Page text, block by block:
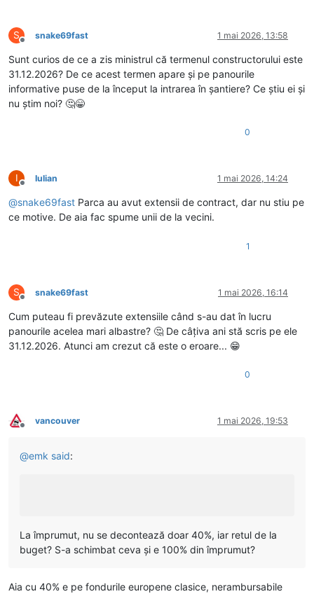
S
Deconectat
snake69fast 1 mai 2026, 13:58
Sunt curios de ce a zis ministrul că termenul constructorului este
31.12.2026? De ce acest termen apare și pe panourile
informative puse de la început la intrarea în șantiere? Ce știu ei și
nu știm noi? 🤔😁
0
I
Deconectat
Iulian 1 mai 2026, 14:24
@snake69fast Parca au avut extensii de contract, dar nu stiu pe
ce motive. De aia fac spume unii de la vecini.
1
S
Deconectat
snake69fast 1 mai 2026, 16:14
Cum puteau fi prevăzute extensiile când s-au dat în lucru
panourile acelea mari albastre? 🤔 De câțiva ani stă scris pe ele
31.12.2026. Atunci am crezut că este o eroare... 😁
0
Deconectat
vancouver 1 mai 2026, 19:53
@emk said:
La împrumut, nu se decontează doar 40%, iar retul de la
buget? S-a schimbat ceva și e 100% din împrumut?
Aia cu 40% e pe fondurile europene clasice, nerambursabile